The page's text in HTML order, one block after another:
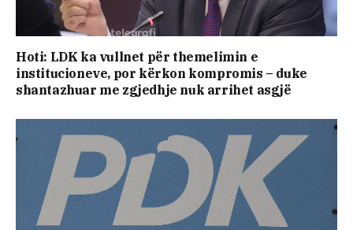
Hoti: LDK ka vullnet për themelimin e
institucioneve, por kërkon kompromis – duke
shantazhuar me zgjedhje nuk arrihet asgjë